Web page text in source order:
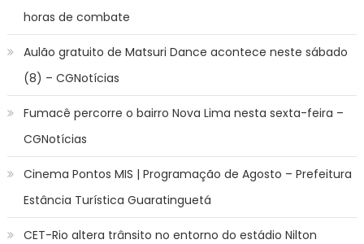
horas de combate
Aulão gratuito de Matsuri Dance acontece neste sábado
(8) – CGNotícias
Fumacê percorre o bairro Nova Lima nesta sexta-feira –
CGNotícias
Cinema Pontos MIS | Programação de Agosto – Prefeitura
Estância Turística Guaratinguetá
CET-Rio altera trânsito no entorno do estádio Nilton